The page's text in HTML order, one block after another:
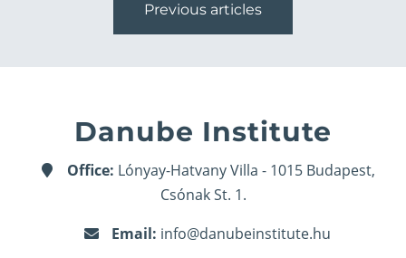
Previous articles
Danube Institute
Office: Lónyay-Hatvany Villa - 1015 Budapest,
Csónak St. 1.
Email: info@danubeinstitute.hu